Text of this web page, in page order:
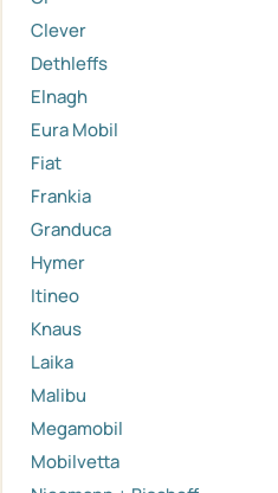
Clever
Dethleffs
Elnagh
Eura Mobil
Fiat
Frankia
Granduca
Hymer
Itineo
Knaus
Laika
Malibu
Megamobil
Mobilvetta